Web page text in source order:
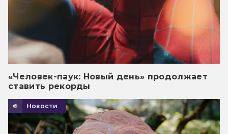
«Человек-паук: Новый день» продолжает
ставить рекорды
Новости